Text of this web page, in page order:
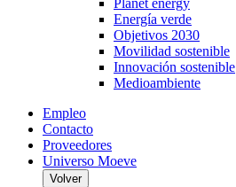
Planet energy
Energía verde
Objetivos 2030
Movilidad sostenible
Innovación sostenible
Medioambiente
Empleo
Contacto
Proveedores
Universo Moeve
Volver